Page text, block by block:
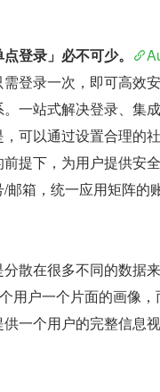
登录」必不可少。
需登录一次，即可高效
一站式解决登录、集
可以通过设置合理的
提下，为用户提供安
箱，统一应用矩阵的
散在很多不同的数据
用户一个片面的画像
一个用户的完整信息